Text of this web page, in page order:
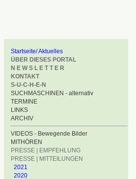
Startseite/ Aktuelles
ÜBER DIESES PORTAL
N E W S L E T T E R
KONTAKT
S-U-C-H-E-N
SUCHMASCHINEN - alternativ
TERMINE
LINKS
ARCHIV
VIDEOS - Bewegende Bilder
MITHÖREN
PRESSE | EMPFEHLUNG
PRESSE | MITTEILUNGEN
2021
2020